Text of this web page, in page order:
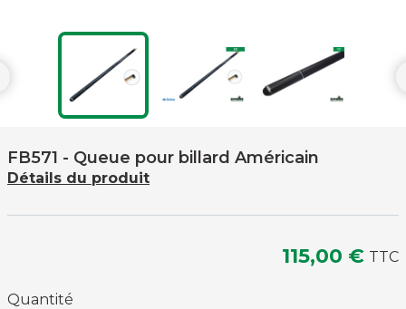
FB571 - Queue pour billard Américain
Détails du produit
115,00 € TTC
Quantité